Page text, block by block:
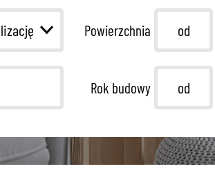
Powierzchnia
Rok budowy